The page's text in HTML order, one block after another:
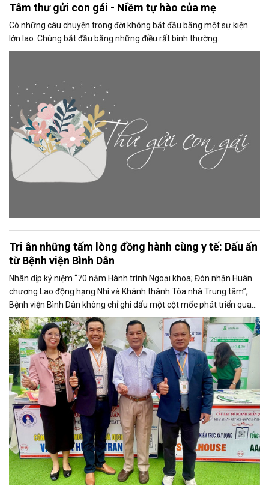
Tâm thư gửi con gái - Niềm tự hào của mẹ
Có những câu chuyện trong đời không bắt đầu bằng một sự kiện
lớn lao. Chúng bắt đầu bằng những điều rất bình thường.
Tri ân những tấm lòng đồng hành cùng y tế: Dấu ấn
từ Bệnh viện Bình Dân
Nhân dịp kỷ niệm “70 năm Hành trình Ngoại khoa; Đón nhận Huân
chương Lao động hạng Nhì và Khánh thành Tòa nhà Trung tâm”,
Bệnh viện Bình Dân không chỉ ghi dấu một cột mốc phát triển quan
trọng mà còn lan tỏa những giá trị nhân văn sâu sắc, gắn kết cộng
đồng doanh nhân với sự nghiệp chăm sóc sức khỏe nhân dân.